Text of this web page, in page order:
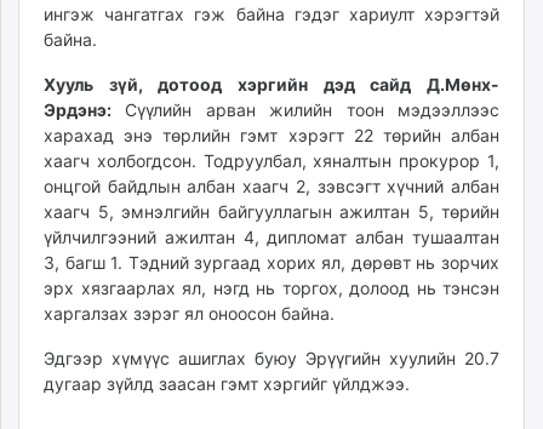
unegui.mn
toim.mn
tac.mn
paparazzi.mn
unread.today
ингэж чангатгах гэж байна гэдэг хариулт хэрэгтэй
байна.
Хууль зүй, дотоод хэргийн дэд сайд Д.Мөнх-
Эрдэнэ: Сүүлийн арван жилийн тоон мэдээллээс
харахад энэ төрлийн гэмт хэрэгт 22 төрийн албан
хаагч холбогдсон. Тодруулбал, хяналтын прокурор 1,
онцгой байдлын албан хаагч 2, зэвсэгт хүчний албан
хаагч 5, эмнэлгийн байгууллагын ажилтан 5, төрийн
үйлчилгээний ажилтан 4, дипломат албан тушаалтан
3, багш 1. Тэдний зургаад хорих ял, дөрөвт нь зорчих
эрх хязгаарлах ял, нэгд нь торгох, долоод нь тэнсэн
харгалзах зэрэг ял оноосон байна.
Эдгээр хүмүүс ашиглах буюу Эрүүгийн хуулийн 20.7
дугаар зүйлд заасан гэмт хэргийг үйлджээ.